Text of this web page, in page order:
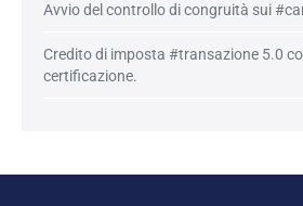
Avvio del controllo di congruità sui
Credito di imposta #transazione 5.0
certificazione.